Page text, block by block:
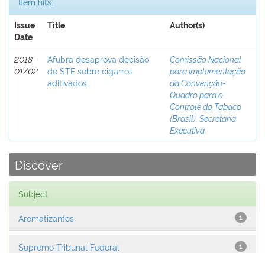
Issue
Date
Title Author(s)
2018-
01/02
Afubra desaprova decisão
do STF sobre cigarros
aditivados
Comissão Nacional
para Implementação
da Convenção-
Quadro para o
Controle do Tabaco
(Brasil). Secretaria
Executiva
Discover
Subject
1
Aromatizantes
1
Supremo Tribunal Federal